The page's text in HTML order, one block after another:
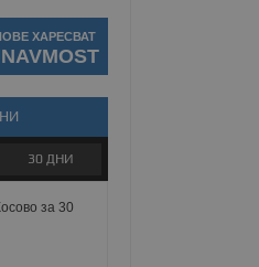
ХАРЕСВАТ
30 ДНИ
за 30